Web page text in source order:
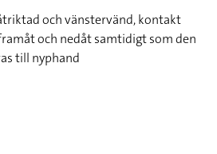
och vänstervänd, kontakt
och nedåt samtidigt som den
till nyphand